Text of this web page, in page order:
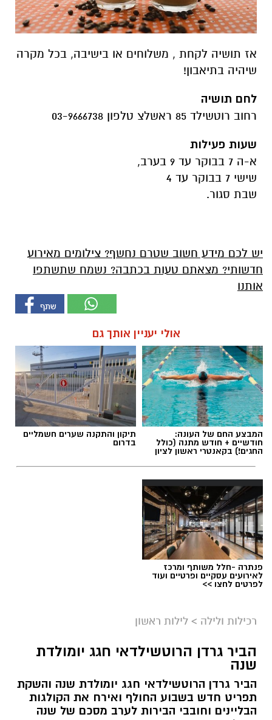
אז תושיה לקחת , משלוחים או בישיבה, בכל מקרה
שיהיה בתיאבון!
לחם תושיה
רחוב רוטשילד 85 ראשלצ טלפון 03-9666738
שעות פעילות
א-ה 7 בבוקר עד 9 בערב,
שישי 7 בבוקר עד 4
שבת סגור.
יש לכם מידע חשוב שטרם נחשף? צילומים מאירוע
חדשותי? מצאתם טעות בכתבה? נשמח שתשתפו
אותנו
אולי יעניין אותך גם
המבצע החם של העונה:
חודשיים + חודש מתנה (כולל
החגים!) בקאנטרי ראשון לציון
תיקון והתקנה שערים חשמליים
בדרום
פנתרה -חלל משותף ומרכז
לאירועים עסקיים ופרטיים ועוד
לפרטים לחצו >>
רכילות ולילה > לילות ראשון
הביר גרדן הרוטשילדאי חגג יומולדת
שנה
הביר גרדן הרוטשילדאי חגג יומולדת שנה והשקת
תפריט חדש בשבוע החולף ואירח את הקולגות
הבליינים וחובבי הבירות לערב מסכם של שנה